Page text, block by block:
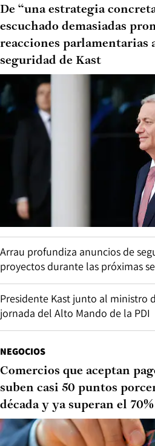
De “una estrategia
escuchado demasiadas
reacciones parlamentarias
seguridad de Kast
Arrau profundiza anuncios de
proyectos durante las próximas
Presidente Kast junto al ministro
jornada del Alto Mando de la PDI
NEGOCIOS
Comercios que aceptan
suben casi 50 puntos
década y ya superan el 70%